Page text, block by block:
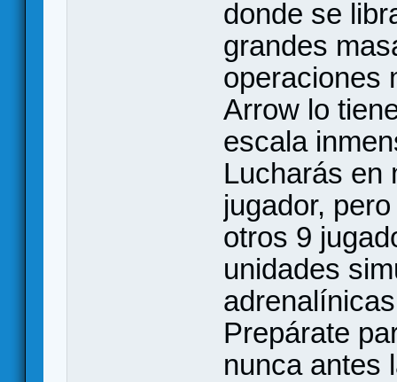
donde se
grandes
operaciones
Arrow lo
escala
Lucharás en
jugador,
otros 9
unidades
Prepárate
nunca antes